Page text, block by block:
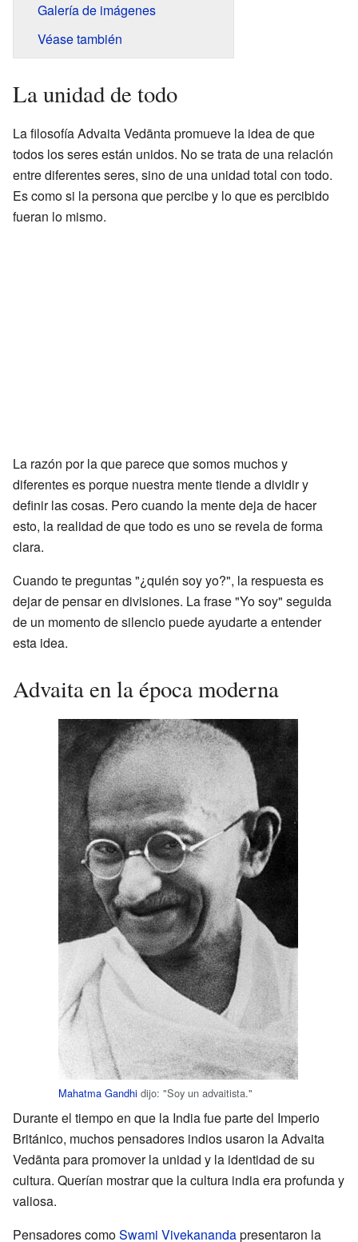
Galería de imágenes
Véase también
La unidad de todo
La filosofía Advaita Vedānta promueve la idea de que
todos los seres están unidos. No se trata de una relación
entre diferentes seres, sino de una unidad total con todo.
Es como si la persona que percibe y lo que es percibido
fueran lo mismo.
La razón por la que parece que somos muchos y
diferentes es porque nuestra mente tiende a dividir y
definir las cosas. Pero cuando la mente deja de hacer
esto, la realidad de que todo es uno se revela de forma
clara.
Cuando te preguntas "¿quién soy yo?", la respuesta es
dejar de pensar en divisiones. La frase "Yo soy" seguida
de un momento de silencio puede ayudarte a entender
esta idea.
Advaita en la época moderna
Mahatma Gandhi dijo: "Soy un advaitista."
Durante el tiempo en que la India fue parte del Imperio
Británico, muchos pensadores indios usaron la Advaita
Vedānta para promover la unidad y la identidad de su
cultura. Querían mostrar que la cultura india era profunda y
valiosa.
Pensadores comoSwami Vivekanandapresentaron la